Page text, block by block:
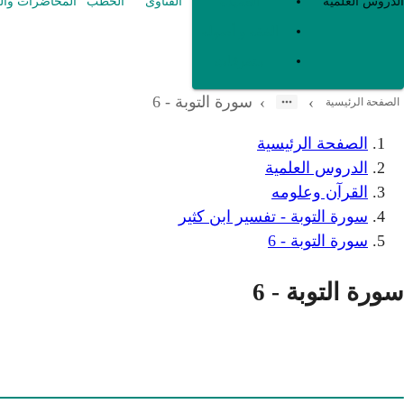
الصفحة الرئيسية ›
› سورة التوبة - 6
الصفحة الرئيسية
الدروس العلمية
القرآن وعلومه
سورة التوبة - تفسير ابن كثير
سورة التوبة - 6
سورة التوبة - 6